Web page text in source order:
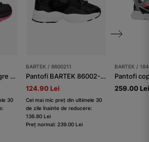
Ghete de munte negre pentru fete cu tălpi roz BARTEK 87011-45
30
BARTEK / 8600211
Pantofi BARTEK 86002-11, negru-alb
124.90 Lei
Cel mai mic preț din ultimele 30
de zile înainte de reducere:
136.80 Lei
Preț normal: 239.00 Lei
BARTEK /
Pantofi
259.00 Lei